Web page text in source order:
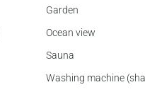
Garden
Ocean view
Sauna
Washing machine